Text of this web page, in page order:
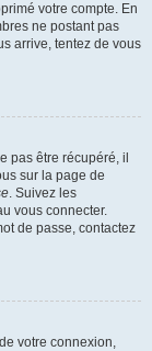
votre compte. En
ne postant pas
arrive, tentez de vous
pas être récupéré, il
sur la page de
. Suivez les
vous connecter.
de passe, contactez
votre connexion,